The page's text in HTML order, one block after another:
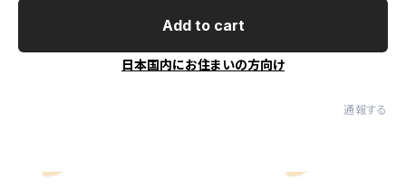
Add to cart
日本国内にお住まいの方向け
通報する